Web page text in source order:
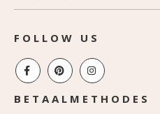
FOLLOW US
BETAALMETHODES